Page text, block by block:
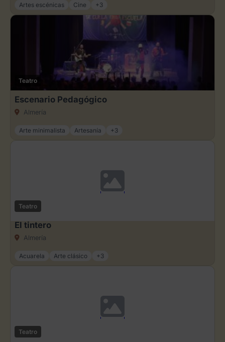
Artes escénicas Cine +3
Teatro
Escenario Pedagógico
Almería
Arte minimalista Artesanía +3
Teatro
El tintero
Almería
Acuarela Arte clásico +3
Teatro